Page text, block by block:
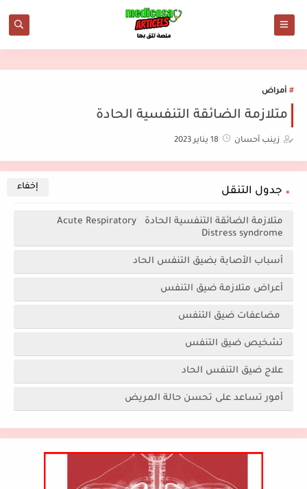
أمراض
متلازمة الضائقة التنفسية الحادة
زينب أحسان 18 يناير 2023
جدول التنقل
متلازمة الضائقة التنفسية الحادة Acute Respiratory
Distress syndrome
أسباب الأصابة بضيق التنفس الحاد
أعراض متلازمة ضيق التنفس
مضاعفات ضيق التنفس
تشخيص ضيق التنفس
علاج ضيق التنفس الحاد
أمور تساعد على تحسن حالة المريض